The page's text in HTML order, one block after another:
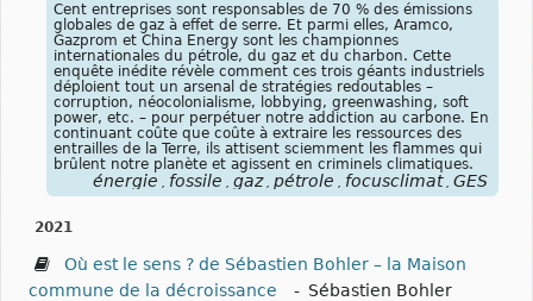
Cent entreprises sont responsables de 70 % des émissions
globales de gaz à effet de serre. Et parmi elles, Aramco,
Gazprom et China Energy sont les championnes
internationales du pétrole, du gaz et du charbon. Cette
enquête inédite révèle comment ces trois géants industriels
déploient tout un arsenal de stratégies redoutables –
corruption, néocolonialisme, lobbying, greenwashing, soft
power, etc. – pour perpétuer notre addiction au carbone. En
continuant coûte que coûte à extraire les ressources des
entrailles de la Terre, ils attisent sciemment les flammes qui
brûlent notre planète et agissent en criminels climatiques.
énergie , fossile , gaz , pétrole , focusclimat , GES
2021
Où est le sens ? de Sébastien Bohler – la Maison
commune de la décroissance
- Sébastien Bohler